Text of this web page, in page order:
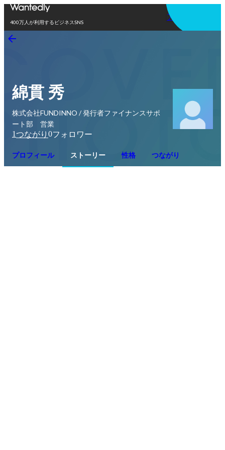
400万人が利用するビジネスSNS
アプリを使う
綿貫 秀
株式会社FUNDINNO / 発行者ファイナンスサポ
ート部 営業
1つながり 0フォロワー
プロフィール ストーリー 性格 つながり